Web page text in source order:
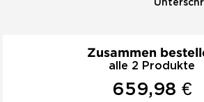
Zusammen
alle 2 Produkte
659,98 €